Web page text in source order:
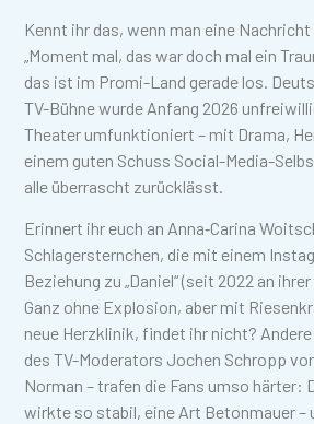
Kennt ihr das, wenn man eine
„Moment mal, das war doch mal ein
das ist im Promi-Land gerade los.
TV-Bühne wurde Anfang 2026
Theater umfunktioniert – mit Drama,
einem guten Schuss Social-Media-
alle überrascht zurücklässt.
Erinnert ihr euch an Anna‑Carina
Schlagersternchen, die mit einem
Beziehung zu „Daniel“ (seit 2022 an
Ganz ohne Explosion, aber mit
neue Herzklinik, findet ihr nicht?
des TV-Moderators Jochen Schropp
Norman – trafen die Fans umso härter:
wirkte so stabil, eine Art Betonmauer –